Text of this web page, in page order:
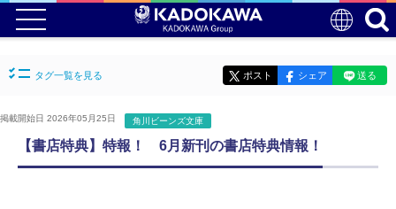
タグ一覧を見る ポスト シェア 送る
掲載開始日 2026年05月25日 角川ビーンズ文庫
【書店特典】特報！ 6月新刊の書店特典情報！